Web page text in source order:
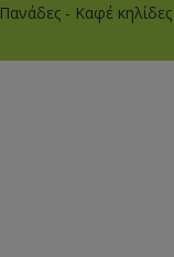
Πανάδες - Καφέ κηλίδες